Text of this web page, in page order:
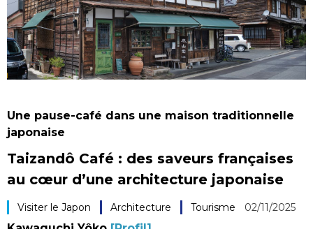
Español
العربية
Infos de base
Dossiers
Économie
Société
Culture
Une pause-café dans une maison traditionnelle
japonaise
Taizandô Café : des saveurs françaises
au cœur d’une architecture japonaise
Visiter le Japon Architecture Tourisme 02/11/2025